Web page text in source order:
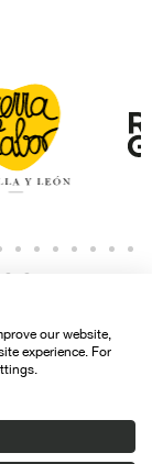
our website,
experience. For